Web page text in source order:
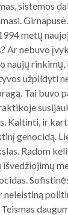
sistemos
metų
Ar nebuvo
naujų rinkimų,
užpildyti
Tai buvo
Kaltinti, ir
genocidą.
Radom